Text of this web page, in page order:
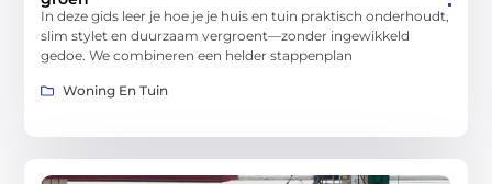
In deze gids leer je hoe je je huis en tuin praktisch onderhoudt,
slim stylet en duurzaam vergroent—zonder ingewikkeld
gedoe. We combineren een helder stappenplan
Woning En Tuin